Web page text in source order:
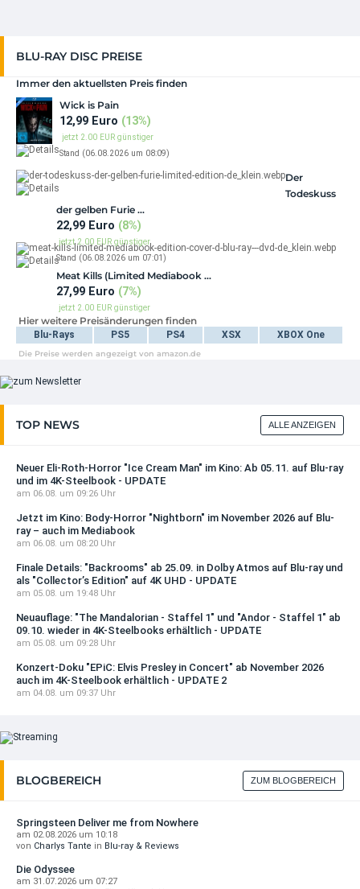
Eine Wahnsinnsfamilie (1989) 4K (4K UHD +
31,99 EUR
VORBESTELLBAR
EPiC: Elvis Presley in Concert 4K (OmU)
(Limited ...
39,99 EUR
DIESE WOCHE NEU
Escort - Nacht der Begierde
17,99 EUR
+ Details
DIESE WOCHE NEU
Eyes Wide Shut (1999) 4K (Limited Steelbook
...
34,99 EUR
29,99 EUR
VORBESTELLBAR
Insomnia - Todesschlaf (1997) 4K (Limited
32,99 EUR
+ Details
VORBESTELLBAR
Iron Maiden: Burning Ambition (OmU) 4K
(Limited ...
69,99 EUR
VORBESTELLBAR
Iron Maiden: Burning Ambition (OmU) 4K
(Limited ...
34,99 EUR
19,99 EUR
VORBESTELLBAR
Mars Attacks! 4K (Collector's Edition) (Limited
59,99 EUR
BLU-RAY DISC PREISE
Immer den aktuellsten Preis finden
Wick is Pain
12,99 Euro (13%)
jetzt 2.00 EUR günstiger
Stand (06.08.2026 um 08:09)
Der
Todeskuss
der gelben Furie …
22,99 Euro (8%)
jetzt 2.00 EUR günstiger
Stand (06.08.2026 um 07:01)
Meat Kills (Limited Mediabook …
27,99 Euro (7%)
jetzt 2.00 EUR günstiger
Stand (06.08.2026 um 06:00)
Frankensteins Fluch 4K (4K UHD + …
23,99 Euro(4%)
jetzt 1.00 EUR günstiger
jetzt 2.24 EUR günstiger
Haunting Fear (Limited Mediabook …
23,48 Euro (2%)
jetzt 0.52 EUR günstiger
Stand (06.08.2026 um 05:08)
Black Clover - Vol. 01 - 05 …
jetzt 2.81 EUR günstiger
Al vertice della tensione (IT …
4,00 Euro(10%)
jetzt 0.44 EUR günstiger
Universal Soldier 3 - Unfinished …
20,99 Euro
Wax Mask (Neugeprüfte Neuauflage) …
26,99 Euro(2%)
Stand (05.08.2026 um 21:48)
Hier weitere Preisänderungen finden
Blu-Rays PS5 PS4 XSX XBOX One
Die Preise werden angezeigt von amazon.de
TOP NEWS ALLE ANZEIGEN
Neuer Eli-Roth-Horror "Ice Cream Man" im Kino: Ab 05.11. auf Blu-ray
und im 4K-Steelbook - UPDATE
am 06.08. um 09:26 Uhr
Jetzt im Kino: Body-Horror "Nightborn" im November 2026 auf Blu-
ray – auch im Mediabook
am 06.08. um 08:20 Uhr
Finale Details: "Backrooms" ab 25.09. in Dolby Atmos auf Blu-ray und
als "Collector’s Edition" auf 4K UHD - UPDATE
am 05.08. um 19:48 Uhr
Neuauflage: "The Mandalorian - Staffel 1" und "Andor - Staffel 1" ab
09.10. wieder in 4K-Steelbooks erhältlich - UPDATE
am 05.08. um 09:28 Uhr
Konzert-Doku "EPiC: Elvis Presley in Concert" ab November 2026
auch im 4K-Steelbook erhältlich - UPDATE 2
am 04.08. um 09:37 Uhr
BLOGBEREICH ZUM BLOGBEREICH
Springsteen Deliver me from Nowhere
am 02.08.2026 um 10:18
von Charlys Tante in Blu-ray & Reviews
Die Odyssee
am 31.07.2026 um 07:27